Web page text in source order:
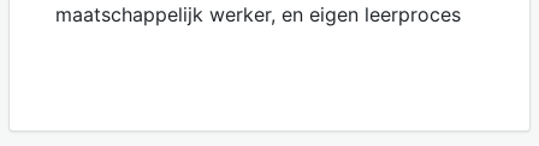
maatschappelijk werker, en eigen leerproces